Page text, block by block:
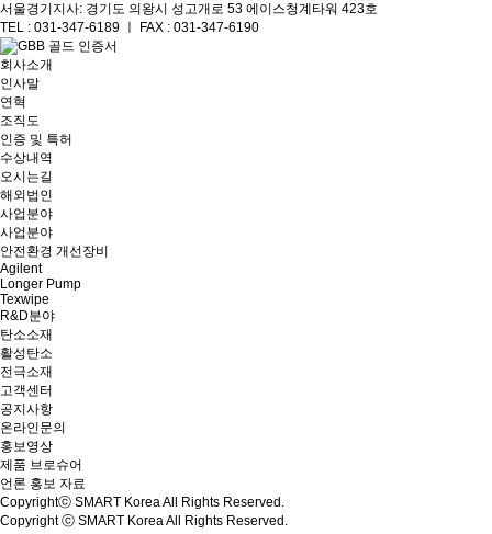
서울경기지사: 경기도 의왕시 성고개로 53 에이스청계타워 423호
TEL : 031-347-6189 ㅣ FAX : 031-347-6190
회사소개
인사말
연혁
조직도
인증 및 특허
수상내역
오시는길
해외법인
사업분야
사업분야
안전환경 개선장비
Agilent
Longer Pump
Texwipe
R&D분야
탄소소재
활성탄소
전극소재
고객센터
공지사항
온라인문의
홍보영상
제품 브로슈어
언론 홍보 자료
Copyrightⓒ SMART Korea All Rights Reserved.
Copyright ⓒ SMART Korea All Rights Reserved.